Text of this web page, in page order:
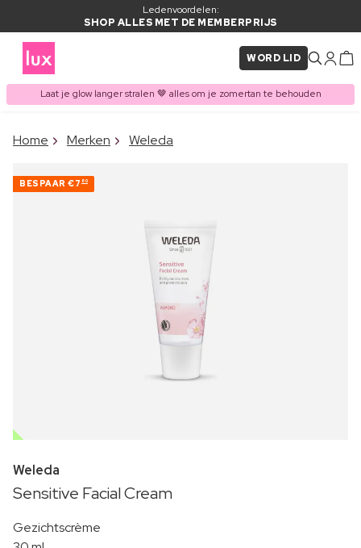
Ledenvoordelen:
SHOP ALLES MET DE MEMBERPRIJS
WORD LID
Laat je glow langer stralen 🤎 alles om je zomertan te behouden
ITEM TOEGEVOEGD AAN
Home Merken Weleda
BESPAAR €7 80
OUTLET
Weleda
Sensitive Facial Cream
Gezichtscrème